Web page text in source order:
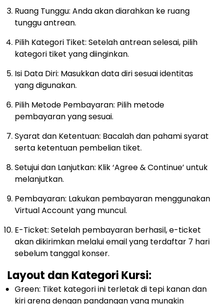
Ruang Tunggu: Anda akan diarahkan ke ruang
tunggu antrean.
Pilih Kategori Tiket: Setelah antrean selesai, pilih
kategori tiket yang diinginkan.
Isi Data Diri: Masukkan data diri sesuai identitas
yang digunakan.
Pilih Metode Pembayaran: Pilih metode
pembayaran yang sesuai.
Syarat dan Ketentuan: Bacalah dan pahami syarat
serta ketentuan pembelian tiket.
Setujui dan Lanjutkan: Klik ‘Agree & Continue’ untuk
melanjutkan.
Pembayaran: Lakukan pembayaran menggunakan
Virtual Account yang muncul.
E-Ticket: Setelah pembayaran berhasil, e-ticket
akan dikirimkan melalui email yang terdaftar 7 hari
sebelum tanggal konser.
Layout dan Kategori Kursi:
Green: Tiket kategori ini terletak di tepi kanan dan
kiri arena dengan pandangan yang mungkin